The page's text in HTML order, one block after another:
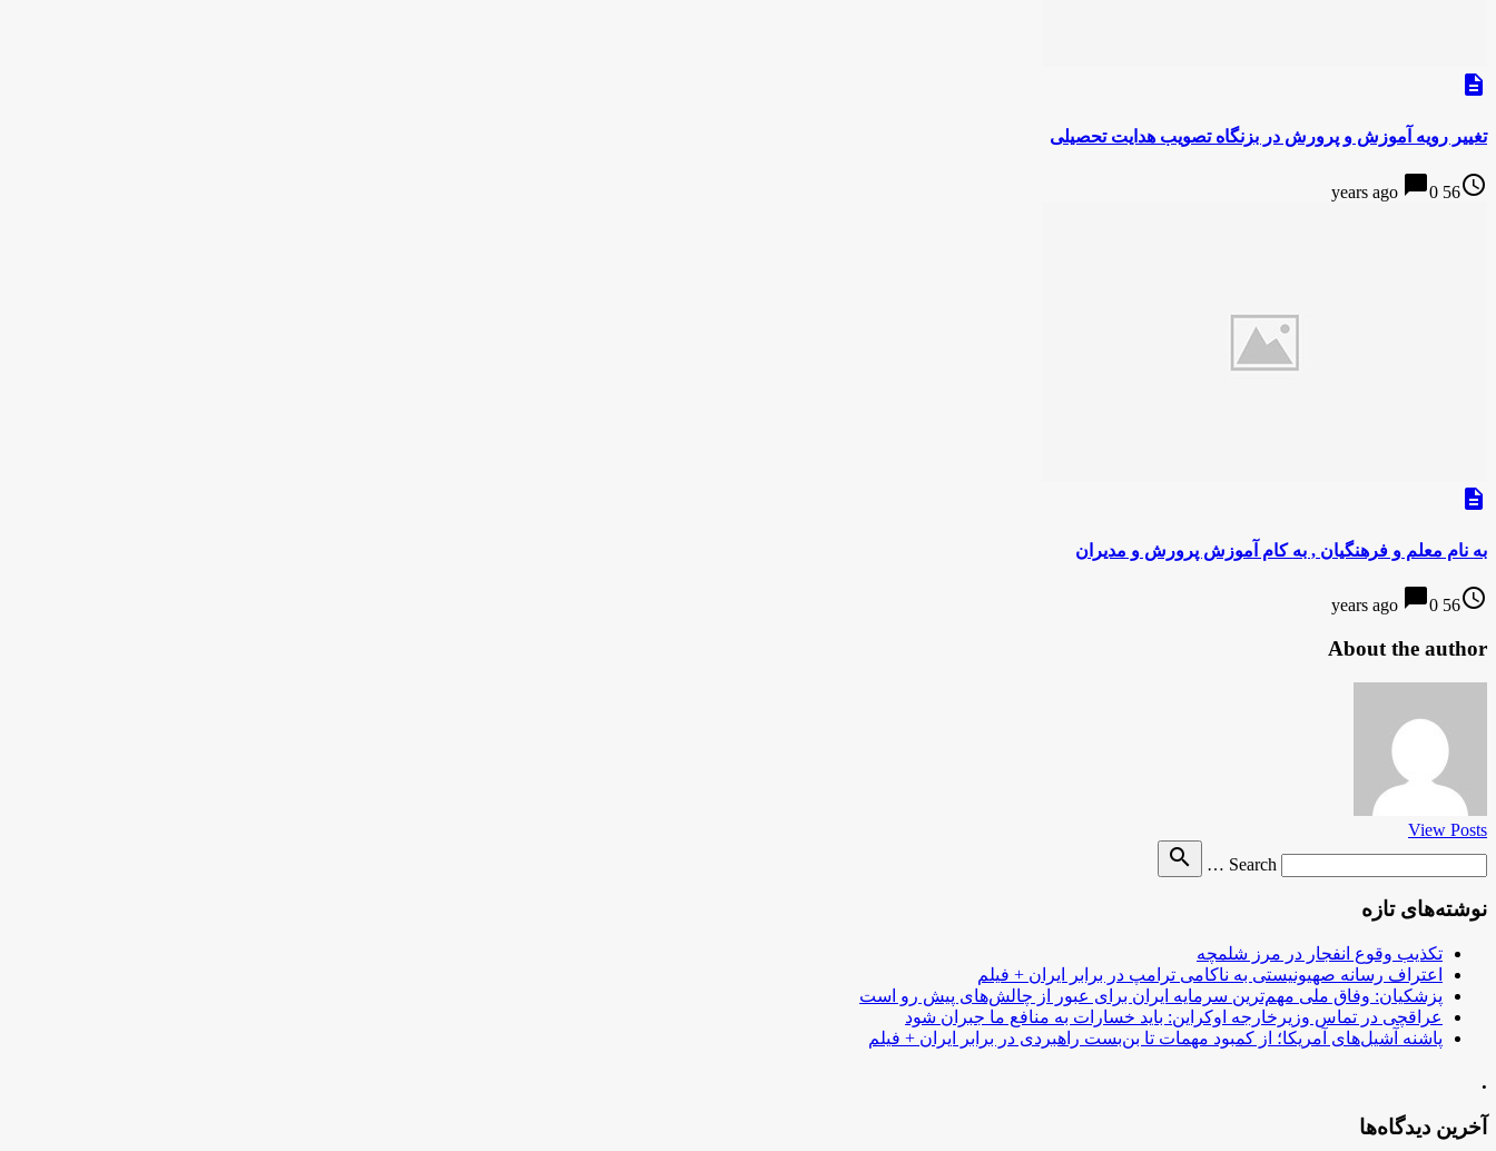
description
تغییر رویه آموزش و پرورش در بزنگاه تصویب هدایت تحصیلی
access_time
56 years ago
chat_bubble0
description
به نام معلم و فرهنگیان , به کام آموزش پرورش و مدیران
access_time
56 years ago
chat_bubble0
About the author
View Posts
Search …
search
نوشته‌های تازه
تکذیب وقوع انفجار در مرز شلمچه
اعتراف رسانه صهیونیستی به ناکامی ترامپ در برابر ایران + فیلم
پزشکیان: وفاق ملی مهم‌ترین سرمایه ایران برای عبور از چالش‌های پیش رو است
عراقچی در تماس وزیرخارجه اوکراین: باید خسارات به منافع ما جبران شود
پاشنه آشیل‌های آمریکا؛ از کمبود مهمات تا بن‌بست راهبردی در برابر ایران + فیلم
.
آخرین دیدگاه‌ها